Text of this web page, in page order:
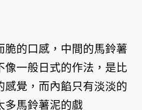
脆的口感，中間的馬鈴薯
像一般日式的作法，是比
感覺，而內餡只有淡淡的
多馬鈴薯泥的戲